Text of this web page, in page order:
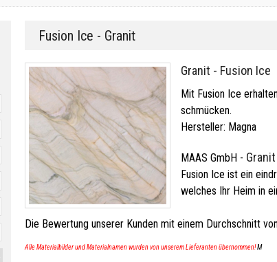
Fusion Ice - Granit
Granit - Fusion Ice
Mit Fusion Ice
schmücken.
Hersteller: Magna
MAAS GmbH -
Fusion Ice ist ein
welches Ihr Heim in
Die Bewertung unserer Kunden mit einem Durchschnitt
Alle Materialbilder und Materialnamen wurden von unserem Lieferanten übernommen!M